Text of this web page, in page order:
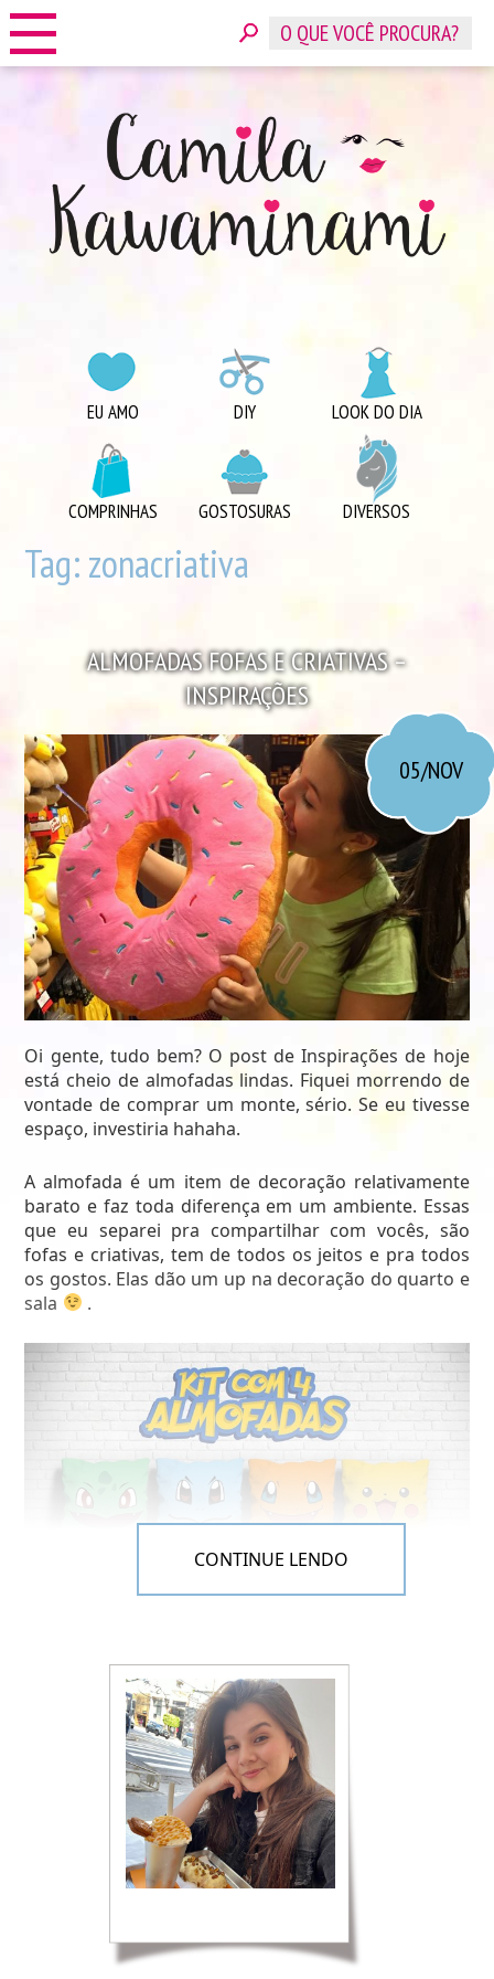
CONTATO
CATEGORIAS
COMPRINHAS
DIVERSOS
EU AMO
INSPIRAÇÕES
MORANDO JUNTOS
ORGANIZAÇÃO
PLAYLISTS
VIAGENS
VÍDEOS
EU AMO DIY LOOK DO DIA
COMPRINHAS GOSTOSURAS DIVERSOS
Tag:zonacriativa
ALMOFADAS FOFAS E CRIATIVAS –
INSPIRAÇÕES
05/NOV
Oi gente, tudo bem? O post de Inspirações de hoje
está cheio de almofadas lindas. Fiquei morrendo de
vontade de comprar um monte, sério. Se eu tivesse
espaço, investiria hahaha.
A almofada é um item de decoração relativamente
barato e faz toda diferença em um ambiente. Essas
que eu separei pra compartilhar com vocês, são
fofas e criativas, tem de todos os jeitos e pra todos
os gostos. Elas dão um up na decoração do quarto e
sala
.
Almofadinhas –Kit Pokémon
CONTINUE LENDO